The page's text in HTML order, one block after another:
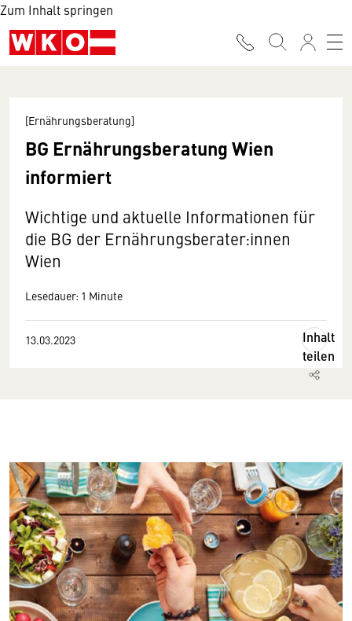
Zum Inhalt springen
[Ernährungsberatung]
BG Ernährungsberatung Wien
informiert
Wichtige und aktuelle Informationen für
die BG der Ernährungsberater:innen
Wien
Lesedauer: 1 Minute
13.03.2023
Inhalt
teilen